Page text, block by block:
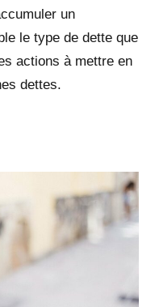
un
le type de dette que
actions à mettre en
dettes.